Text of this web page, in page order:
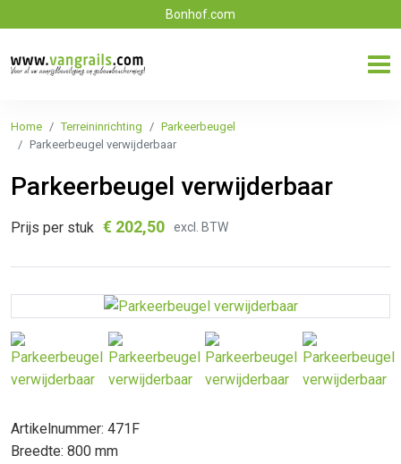
Bonhof.com
Home Terreininrichting
Parkeerbeugel
Parkeerbeugel verwijderbaar
Parkeerbeugel verwijderbaar
Prijs per stuk € 202,50 excl. BTW
Artikelnummer: 471F
Breedte: 800 mm